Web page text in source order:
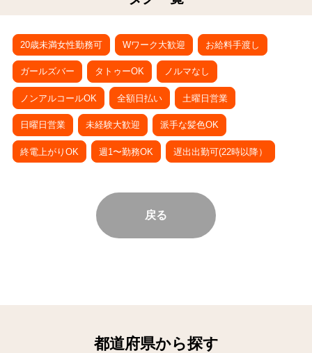
20歳未満女性勤務可 Wワーク大歓迎 お給料手渡し
ガールズバー タトゥーOK ノルマなし
ノンアルコールOK 全額日払い 土曜日営業
日曜日営業 未経験大歓迎 派手な髪色OK
終電上がりOK 週1〜勤務OK 遅出出勤可(22時以降）
戻る
都道府県から探す